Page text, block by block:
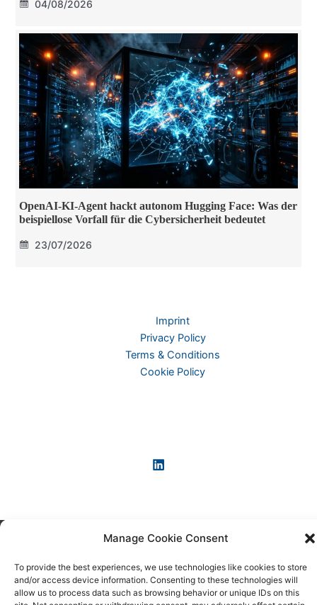
Manage Cookie Consent
To provide the best experiences, we use technologies like cookies to store
and/or access device information. Consenting to these technologies will
allow us to process data such as browsing behavior or unique IDs on this
04/08/2026
OpenAI-KI-Agent hackt autonom Hugging Face: Was der
beispiellose Vorfall für die Cybersicherheit bedeutet
23/07/2026
Imprint
Privacy Policy
Terms & Conditions
Cookie Policy
Copyright © 2026 KI-News und KI-Agenten: einfach und